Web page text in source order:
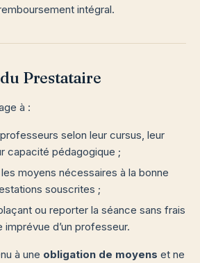
intégral.
Prestataire
à :
selon leur cursus, leur
capacité pédagogique ;
moyens nécessaires à la bonne
souscrites ;
ou reporter la séance sans frais
imprévue d’un professeur.
à une obligation de moyens et ne